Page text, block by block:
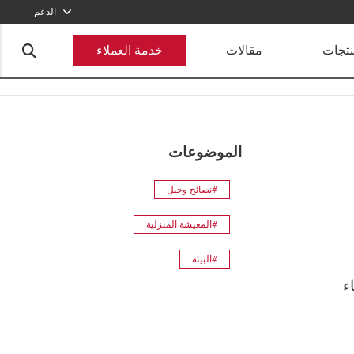
الدعم
920012456
مقالات خدمة العملاء
الموضوعات
#نصائح وحيل
#المعيشة المنزلية
#البيئة